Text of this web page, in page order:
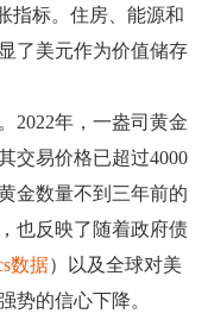
指标。住房、能源和
了美元作为价值储存
2022年，一盎司黄金
交易价格已超过4000
金数量不到三年前的
也反映了随着政府债
数据）以及全球对美
势的信心下降。